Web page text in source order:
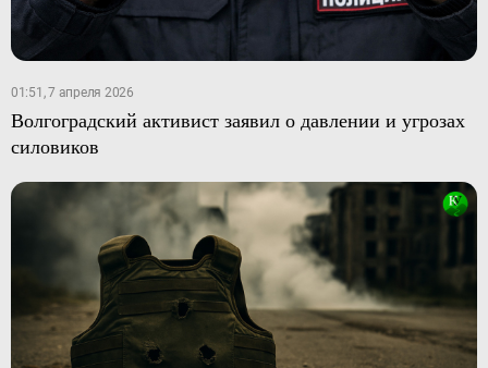
01:51, 7 апреля 2026
Волгоградский активист заявил о давлении и угрозах
силовиков